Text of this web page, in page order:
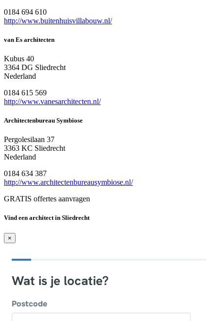
0184 694 610
http://www.buitenhuisvillabouw.nl/
van Es architecten
Kubus 40
3364 DG Sliedrecht
Nederland
0184 615 569
http://www.vanesarchitecten.nl/
Architectenbureau Symbiose
Pergolesilaan 37
3363 KC Sliedrecht
Nederland
0184 634 387
http://www.architectenbureausymbiose.nl/
GRATIS offertes aanvragen
Vind een architect in Sliedrecht
×